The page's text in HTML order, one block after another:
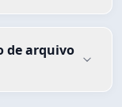
de arquivo